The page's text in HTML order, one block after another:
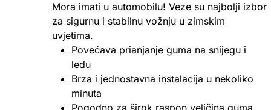
Mora imati u automobilu! Veze su najbolji izbor
za sigurnu i stabilnu vožnju u zimskim
uvjetima.
Povećava prianjanje guma na snijegu i
ledu
Brza i jednostavna instalacija u nekoliko
minuta